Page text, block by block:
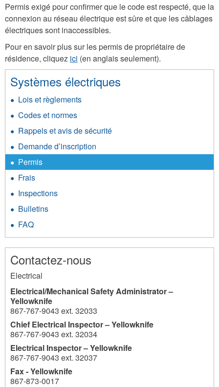
Permis exigé pour confirmer que le code est respecté, que la
connexion au réseau électrique est sûre et que les câblages
électriques sont inaccessibles.
Pour en savoir plus sur les permis de propriétaire de
résidence, cliquez ici (en anglais seulement).
Systèmes électriques
Lois et règlements
Codes et normes
Rappels et avis de sécurité
Demande d’inscription
Permis
Frais
Inspections
Bulletins
FAQ
Contactez-nous
Electrical
Electrical/Mechanical Safety Administrator –
Yellowknife
867-767-9043 ext. 32033
Chief Electrical Inspector – Yellowknife
867-767-9043 ext. 32034
Electrical Inspector – Yellowknife
867-767-9043 ext. 32037
Fax - Yellowknife
867-873-0017